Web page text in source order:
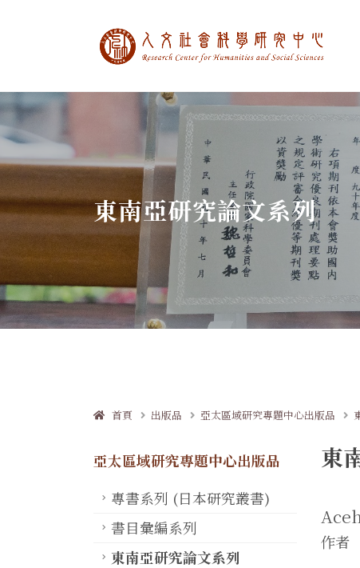
中央研究院人文社
:::
東南亞研究論文系列
首頁 出版品 亞太區域研究專題中心出版品
亞太區域研究專題中心出版品
專書系列 (日本研究叢書)
書目彙編系列
東南亞研究論文系列
東
作者